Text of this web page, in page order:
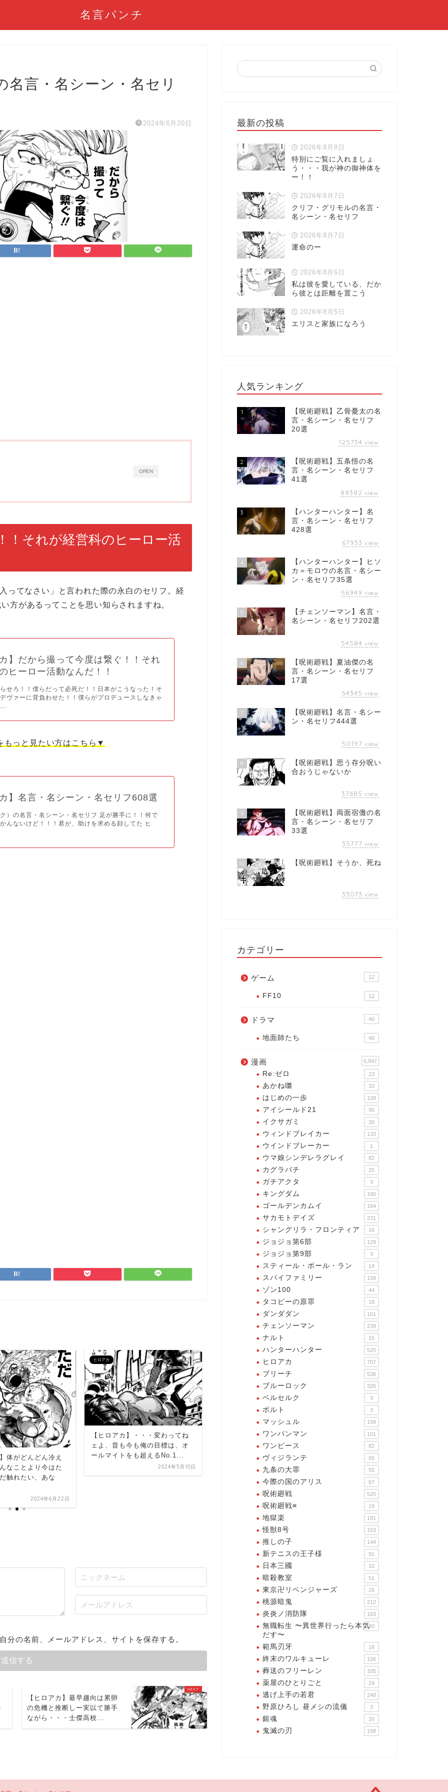
名言パンチ
名言・名シーン・名セリ
2024年6月20日
OPEN
！それが経営科のヒーロー活
ってなさい」と言われた際の永白のセリフ。経
方があるってことを思い知らされますね。
】だから撮って今度は繋ぐ！！それ
ヒーロー活動なんだ！！
せろ！！僕らだって必死だ！！日本がこうなった！そ
ヴァーに背負わせた！！僕らがプロデュースしなきゃ
っと見たい方はこちら▼
】名言・名シーン・名セリフ608選
）の名言・名シーン・名セリフ 足が勝手に！！何で
んないけど！！！君が、助けを求める顔してた ヒ
体がどんどん冷え
なことより今はた
触れたい、あな
2024年6月22日
ヒロアカ
【ヒロアカ】・・・変わってね
ェよ、昔も今も俺の目標は、オ
ールマイトをも超えるNo.1...
2024年5月10日
【ヒロアカ】全身・・・常時、
身体許容上限（5%）ー！！
2023年12月14日
【ヒロアカ】体がどんどん冷え
ていく、そんなことより今はた
だ・・・ただ触れたい、あな
分の名前、メールアドレス、サイトを保存する。
【ヒロアカ】最早趨向は累卵
の危機と推断しー実以て勝手
ながら・・・士傑高校...
最新の投稿
2026年8月8日
特別にご覧に入れましょ
う・・・我が神の御神体を
ー！！
2026年8月7日
クリフ・グリモルの名言・
名シーン・名セリフ
2026年8月7日
運命のー
2026年8月6日
私は彼を愛している、だか
ら彼とは距離を置こう
2026年8月5日
エリスと家族になろう
人気ランキング
1
【呪術廻戦】乙骨憂太の名
言・名シーン・名セリフ
20選
125734 view
2
【呪術廻戦】五条悟の名
言・名シーン・名セリフ
41選
89382 view
3
【ハンターハンター】名
言・名シーン・名セリフ
428選
67933 view
4
【ハンターハンター】ヒソ
カ＝モロウの名言・名シー
ン・名セリフ35選
56949 view
5
【チェンソーマン】名言・
名シーン・名セリフ202選
54584 view
6
【呪術廻戦】夏油傑の名
言・名シーン・名セリフ
17選
54345 view
7
【呪術廻戦】名言・名シー
ン・名セリフ444選
50197 view
8
【呪術廻戦】思う存分呪い
合おうじゃないか
37685 view
9
【呪術廻戦】両面宿儺の名
言・名シーン・名セリフ
33選
35777 view
10 【呪術廻戦】そうか、死ね
33073 view
カテゴリー
ゲーム 12
FF10 12
ドラマ 40
地面師たち 40
漫画 6,947
Re:ゼロ 23
あかね囃 33
はじめの一歩 108
アイシールド21 95
イクサガミ 30
ウィンドブレイカー 133
ウインドブレーカー 1
ウマ娘シンデレラグレイ 82
カグラバチ 25
ガチアクタ 3
キングダム 190
ゴールデンカムイ 164
サカモトデイズ 231
シャングリラ・フロンティア 16
ジョジョ第6部 129
ジョジョ第9部 3
スティール・ボール・ラン 14
スパイファミリー 158
ゾン100 44
タコピーの原罪 18
ダンダダン 161
チェンソーマン 239
ナルト 15
ハンターハンター 520
ヒロアカ 707
ブリーチ 536
ブルーロック 326
ベルセルク 3
ボルト 3
マッシュル 199
ワンパンマン 101
ワンピース 82
ヴィジランテ 65
九条の大罪 55
今際の国のアリス 67
呪術廻戦 520
呪術廻戦≡ 19
地獄楽 191
怪獣8号 153
推しの子 144
新テニスの王子様 91
日本三國 10
暗殺教室 51
東京卍リベンジャーズ 26
桃源暗鬼 212
炎炎ノ消防隊 183
無職転生 〜異世界行ったら本気
だす〜
40
範馬刃牙 18
終末のワルキューレ 106
葬送のフリーレン 105
薬屋のひとりごと 24
逃げ上手の若君 248
野原ひろし 昼メシの流儀 3
銀魂 26
鬼滅の刃 198